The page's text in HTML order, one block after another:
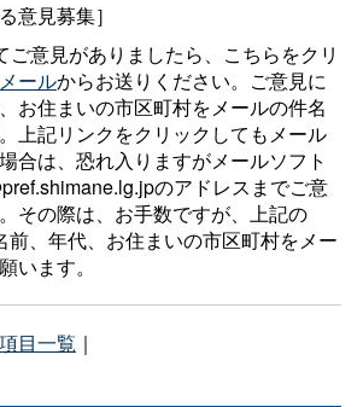
意見募集］
ご意見がありましたら、こちらをクリ
ールからお送りください。ご意見に
お住まいの市区町村をメールの件名
上記リンクをクリックしてもメール
合は、恐れ入りますがメールソフト
のアドレスまでご意
その際は、お手数ですが、上記の
前、年代、お住まいの市区町村をメー
います。
目一覧 ｜